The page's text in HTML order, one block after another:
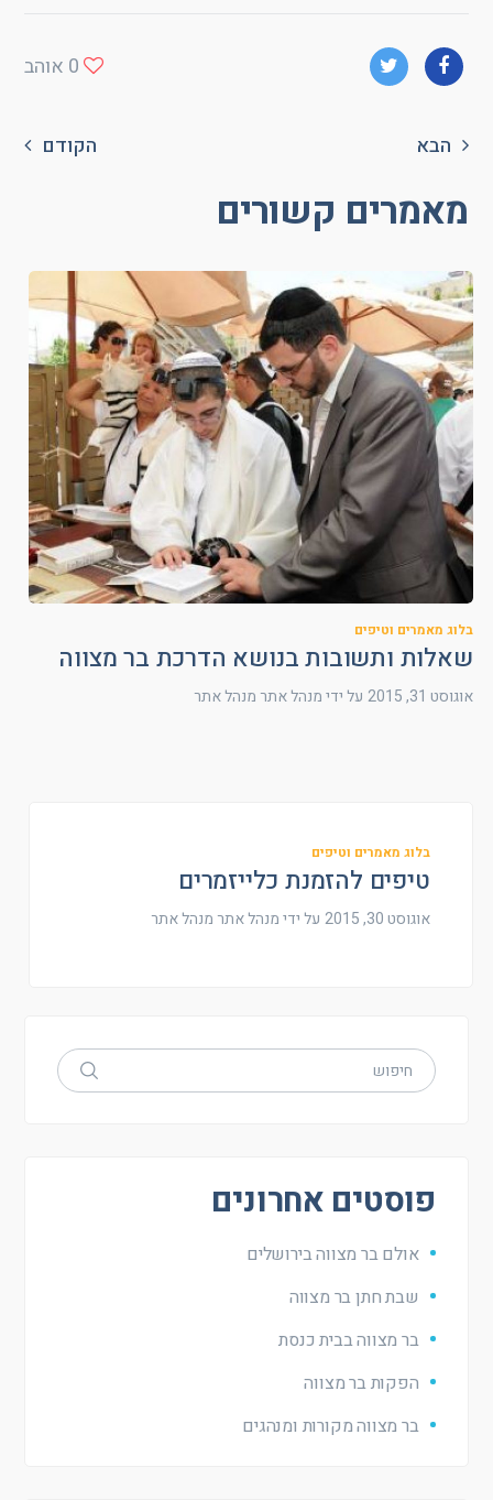
0אוהב
הקודם הבא
מאמרים קשורים
בלוג מאמרים וטיפים
שאלות ותשובות בנושא הדרכת בר מצווה
אוגוסט 31, 2015 על ידי מנהל אתרמנהל אתר
בלוג מאמרים וטיפים
טיפים להזמנת כלייזמרים
אוגוסט 30, 2015 על ידי מנהל אתרמנהל אתר
פוסטים אחרונים
אולם בר מצווה בירושלים
שבת חתן בר מצווה
בר מצווה בבית כנסת
הפקות בר מצווה
בר מצווה מקורות ומנהגים